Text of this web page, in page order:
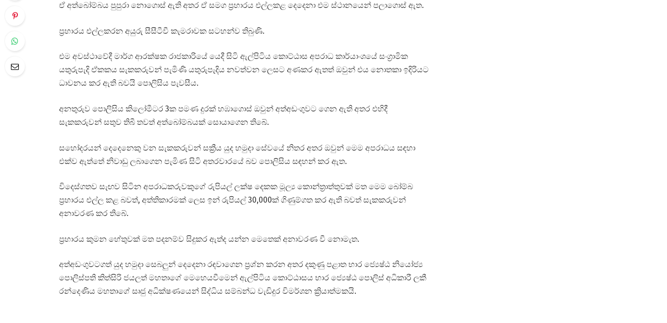
ඒ අත්බෝම්බය පුපුරා නොගොස් ඇති අතර ඒ සමග ප්‍රහාරය එල්ලකළ දෙදෙනා එම ස්ථානයෙන් පලාගොස් ඇත.
ප්‍රහාරය එල්ලකරන අයුරු සීසීටීවී කැමරාවක සටහන්ව තිබුණි.
එම අවස්ථාවේදී මාර්ග ආරක්ෂක රාජකාරියේ යෙදී සිටි ඇල්පිටිය කොට්ඨාස අපරාධ කාර්යාංශයේ සංග්‍රාමික
යතුරුපැදි ඒකකය සැකකරුවන් පැමිණි යතුරුපැදිය නවත්වන ලෙසට අණකර ඇතත් ඔවුන් එය නොතකා ඉදිරියට
ධාවනය කර ඇති බවයි පොලිසිය පැවසීය.
අනතුරුව පොලිසිය කිලෝමීටර 3ක පමණ දුරක් හඹාගොස් ඔවුන් අත්අඩංගුවට ගෙන ඇති අතර එහිදී
සැකකරුවන් සතුව තිබී තවත් අත්බෝම්බයක් සොයාගෙන තිබේ.
සහෝදරයන් දෙදෙනෙකු වන සැකකරුවන් සක්‍රීය යුද හමුදා සේවයේ නිතර අතර ඔවුන් මෙම අපරාධය සඳහා
එක්ව ඇත්තේ නිවාඩු ලබාගෙන පැමිණ සිටි අතරවාරයේ බව පොලිසිය සඳහන් කර ඇත.
විදෙස්ගතව සැඟව සිටින අපරාධකරුවකුගේ රුපියල් ලක්ෂ දෙකක මූල්‍ය කොන්ත්‍රාත්තුවක් මත මෙම බෝම්බ
ප්‍රහාරය එල්ල කළ බවත්, අත්තිකාරමක් ලෙස ඉන් රුපියල් 30,000ක් ගිණුම්ගත කර ඇති බවත් සැකකරුවන්
අනාවරණ කර තිබේ.
ප්‍රහාරය කුමන හේතුවක් මත පදනම්ව සිදුකර ඇත්ද යන්න මෙතෙක් අනාවරණ වී නොමැත.
අත්අඩංගුවටගත් යුද හමුදා සෙබලුන් දෙදෙනා රඳවාගෙන ප්‍රශ්න කරන අතර දකුණු පළාත භාර ජ්‍යෙෂ්ඨ නියෝජ්‍ය
පොලිස්පති කිත්සිරි ජයලත් මහතාගේ මෙහෙයවීමෙන් ඇල්පිටිය කොට්ඨාසය භාර ජ්‍යෙෂ්ඨ පොලිස් අධිකාරී ලකී
රන්දෙණිය මහතාගේ සෘජු අධික්ෂණයෙන් සිද්ධිය සම්බන්ධ වැඩිදුර විමර්ශන ක්‍රියාත්මකයි.